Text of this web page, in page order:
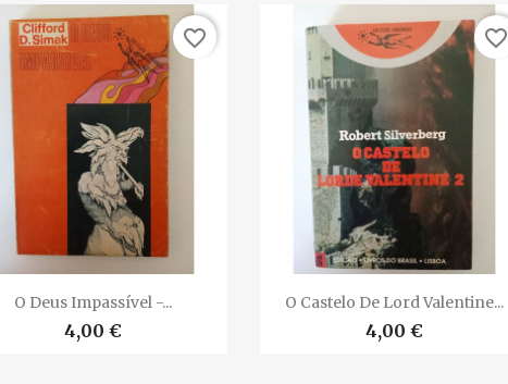
Vista rápida
O Deus Impassível -...
4,00 €
favorite_border
Vista rápida
O Castelo De Lord Valentine...
4,00 €
favorite_border